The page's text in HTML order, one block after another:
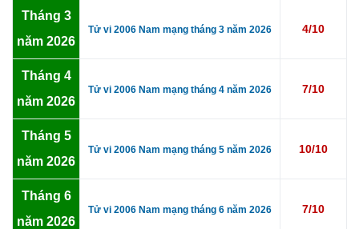
Tháng 3
năm 2026
Tử vi 2006 Nam mạng tháng 3 năm 2026 4/10
Tháng 4
năm 2026
Tử vi 2006 Nam mạng tháng 4 năm 2026 7/10
Tháng 5
năm 2026
Tử vi 2006 Nam mạng tháng 5 năm 2026 10/10
Tháng 6
năm 2026
Tử vi 2006 Nam mạng tháng 6 năm 2026 7/10